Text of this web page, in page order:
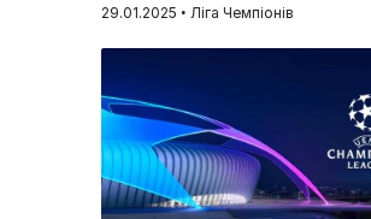
29.01.2025 • Ліга Чемпіонів